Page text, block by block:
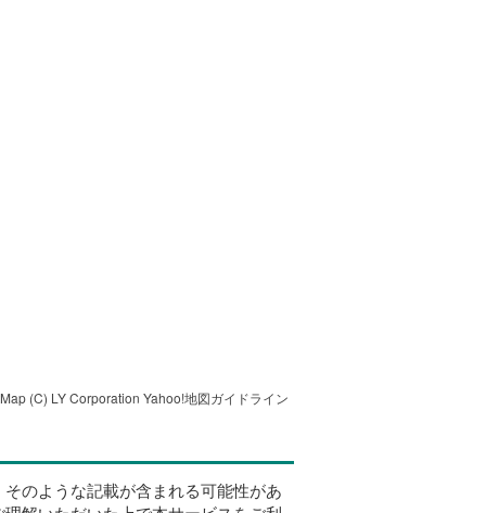
(C) LY Corporation Yahoo!地図ガイドライン
のような記載が含まれる可能性があ